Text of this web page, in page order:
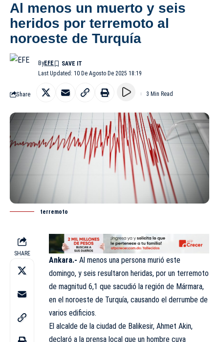
Al menos un muerto y seis
heridos por terremoto al
noroeste de Turquía
Last Updated: 10 De Agosto De 2025 18:19
ByEFE
Share 3 Min Read
terremoto
SHARE
Ankara.- Al menos una persona murió este
domingo, y seis resultaron heridas, por un terremoto
de magnitud 6,1 que sacudió la región de Mármara,
en el noroeste de Turquía, causando el derrumbe de
varios edificios.
El alcalde de la ciudad de Balikesir, Ahmet Akin,
declaró a la prensa local que un hombre cuya